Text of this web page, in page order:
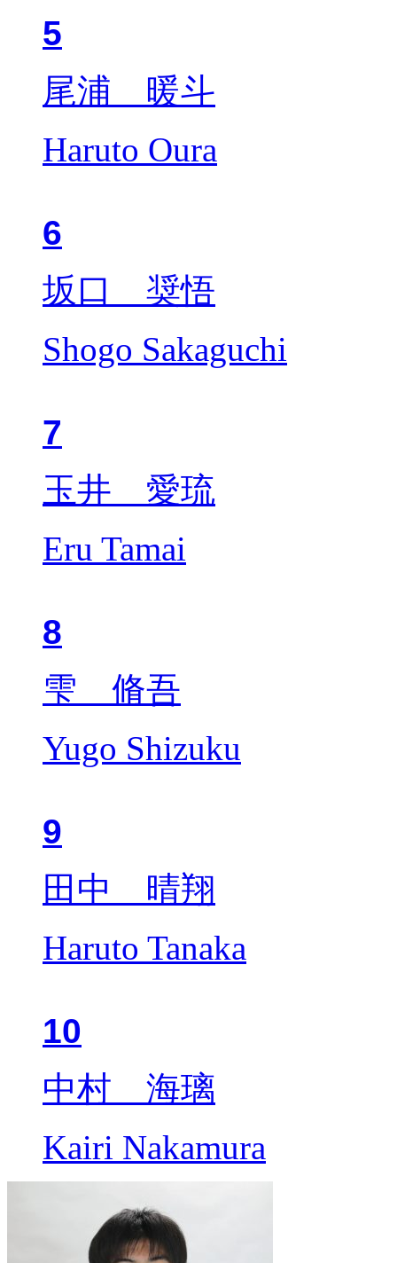
5
尾浦 暖斗
Haruto Oura
6
坂口 奨悟
Shogo Sakaguchi
7
玉井 愛琉
Eru Tamai
8
雫 脩吾
Yugo Shizuku
9
田中 晴翔
Haruto Tanaka
10
中村 海璃
Kairi Nakamura